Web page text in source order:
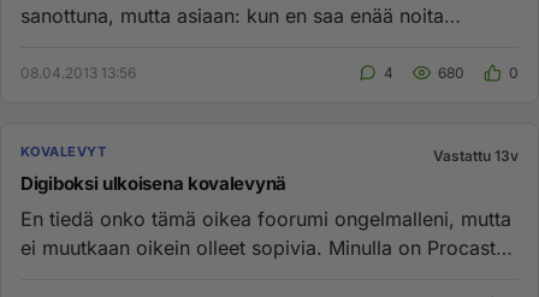
sanottuna, mutta asiaan: kun en saa enää noita
08.04.2013 13:56 4 680 0
KOVALEVYT Vastattu 13v
Digiboksi ulkoisena kovalevynä
En tiedä onko tämä oikea foorumi ongelmalleni, mutta
ei muutkaan oikein olleet sopivia. Minulla on Procaster